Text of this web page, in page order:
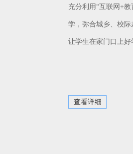
充分利用“互联网+
学，弥合城乡、校际
让学生在家门口上好
查看详细